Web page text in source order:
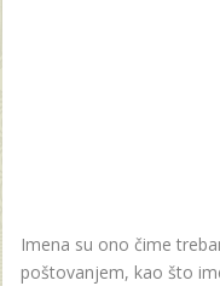
Imena su ono čime
poštovanjem, kao što